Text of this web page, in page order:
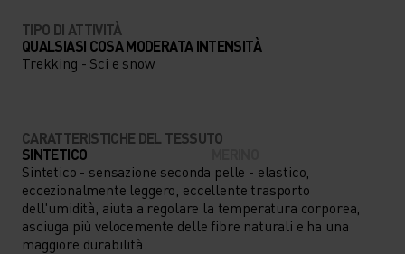
TIPO DI ATTIVITÀ
QUALSIASI COSA MODERATA INTENSITÀ
Trekking - Sci e snow
CARATTERISTICHE DEL TESSUTO
SINTETICO
Sintetico - sensazione seconda pelle - elastico,
eccezionalmente leggero, eccellente trasporto
dell'umidità, aiuta a regolare la temperatura corporea,
asciuga più velocemente delle fibre naturali e ha una
maggiore durabilità.